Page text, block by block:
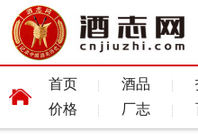
首页 酒品
价格
厂志